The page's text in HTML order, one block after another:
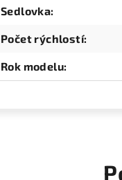
Sedlovka:
Počet rýchlostí:
Rok modelu: